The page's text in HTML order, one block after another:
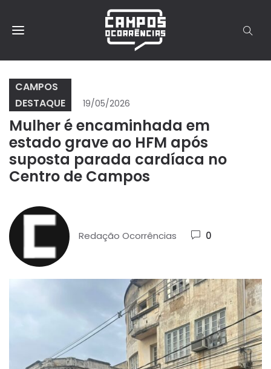
CAMPOS
DESTAQUE
19/05/2026
Mulher é encaminhada em
estado grave ao HFM após
suposta parada cardíaca no
Centro de Campos
Redação Ocorrências 0